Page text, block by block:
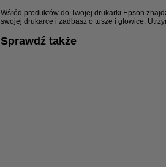
Wśród produktów do Twojej drukarki Epson
swojej drukarce i zadbasz o tusze i głowice.
Sprawdź także